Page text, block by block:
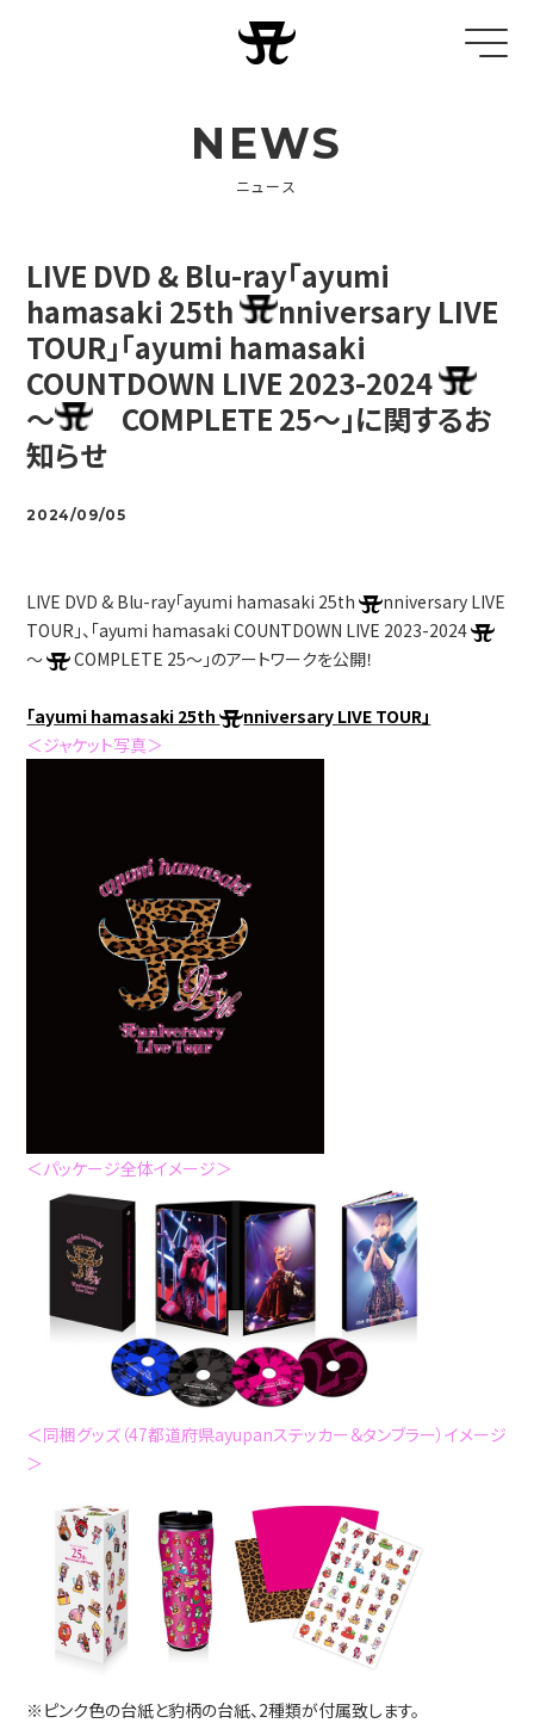
NEWS
ニュース
LIVE DVD & Blu-ray「ayumi
hamasaki 25th
nniversary LIVE
TOUR」「ayumi hamasaki
COUNTDOWN LIVE 2023-2024
～
COMPLETE 25～」に関するお
知らせ
2024/09/05
LIVE DVD & Blu-ray「ayumi hamasaki 25th
nniversary LIVE
TOUR」、「ayumi hamasaki COUNTDOWN LIVE 2023-2024
～
COMPLETE 25～」のアートワークを公開！
「ayumi hamasaki 25th
nniversary LIVE TOUR」
＜ジャケット写真＞
＜パッケージ全体イメージ＞
＜同梱グッズ（47都道府県ayupanステッカー＆タンブラー）イメージ
＞
※ピンク色の台紙と豹柄の台紙、2種類が付属致します。